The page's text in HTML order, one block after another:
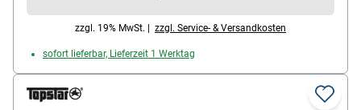
zzgl. 19% MwSt. | zzgl. Service- & Versandkosten
sofort lieferbar, Lieferzeit 1 Werktag